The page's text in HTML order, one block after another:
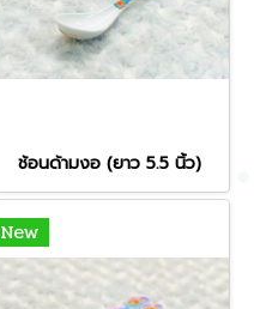
ช้อนด้ามงอ (ยาว 5.5 นิ้ว)
New